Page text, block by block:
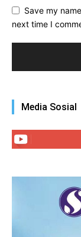
Save my
next time I
Media Sosial